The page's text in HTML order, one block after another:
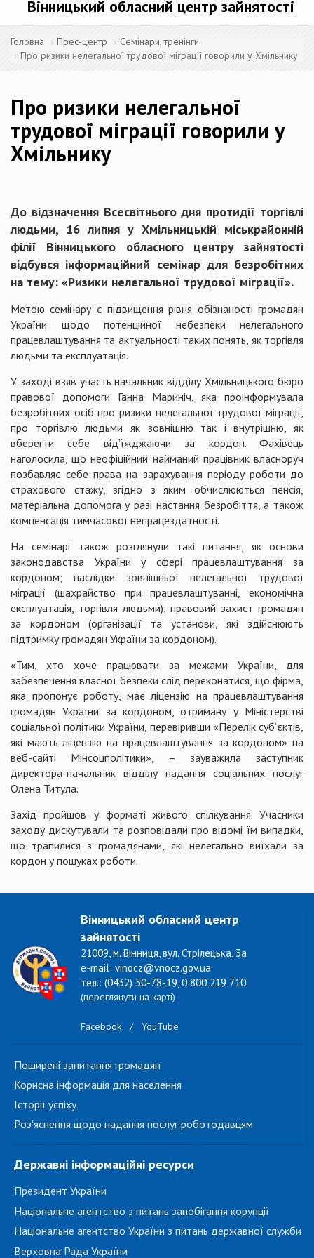
Вінницький обласний центр зайнятості
Головна Прес-центр
Семінари, тренінги
Про ризики нелегальної трудової міграції говорили у Хмільнику
Про ризики нелегальної
трудової міграції говорили у
Хмільнику
До відзначення Всесвітнього дня протидії торгівлі
людьми, 16 липня у Хмільницькій міськрайонній
філії Вінницького обласного центру зайнятості
відбувся інформаційний семінар для безробітних
на тему: «Ризики нелегальної трудової міграції».
Метою семінару є підвищення рівня обізнаності громадян
України щодо потенційної небезпеки нелегального
працевлаштування та актуальності таких понять, як торгівля
людьми та експлуатація.
У заході взяв участь начальник відділу Хмільницького бюро
правової допомоги Ганна Мариніч, яка проінформувала
безробітних осіб про ризики нелегальної трудової міграції,
про торгівлю людьми як зовнішню так і внутрішню, як
вберегти себе від’їжджаючи за кордон. Фахівець
наголосила, що неофіційний найманий працівник власноруч
позбавляє себе права на зарахування періоду роботи до
страхового стажу, згідно з яким обчислюються пенсія,
матеріальна допомога у разі настання безробіття, а також
компенсація тимчасової непрацездатності.
На семінарі також розглянули такі питання, як основи
законодавства України у сфері працевлаштування за
кордоном; наслідки зовнішньої нелегальної трудової
міграції (шахрайство при працевлаштуванні, економічна
експлуатація, торгівля людьми); правовий захист громадян
за кордоном (організації та установи, які здійснюють
підтримку громадян України за кордоном).
«Тим, хто хоче працювати за межами України, для
забезпечення власної безпеки слід переконатися, що фірма,
яка пропонує роботу, має ліцензію на працевлаштування
громадян України за кордоном, отриману у Міністерстві
соціальної політики України, перевіривши «Перелік суб’єктів,
які мають ліцензію на працевлаштування за кордоном» на
веб-сайті Мінсоцполітики», – зауважила заступник
директора-начальник відділу надання соціальних послуг
Олена Титула.
Захід пройшов у форматі живого спілкування. Учасники
заходу дискутували та розповідали про відомі їм випадки,
що трапилися з громадянами, які нелегально виїхали за
кордон у пошуках роботи.
Вінницький обласний центр
зайнятості
21009, м. Вінниця, вул. Стрілецька, 3а
e-mail: vinocz@vnocz.gov.ua
тел.: (0432) 50-78-19, 0 800 219 710
(переглянути на карті)
Facebook / YouTube
Поширені запитання громадян
Корисна інформація для населення
Історії успіху
Роз'яснення щодо надання послуг роботодавцям
Державні інформаційні ресурси
Президент України
Національне агентство з питань запобігання корупції
Національне агентство України з питань державної служби
Верховна Рада України